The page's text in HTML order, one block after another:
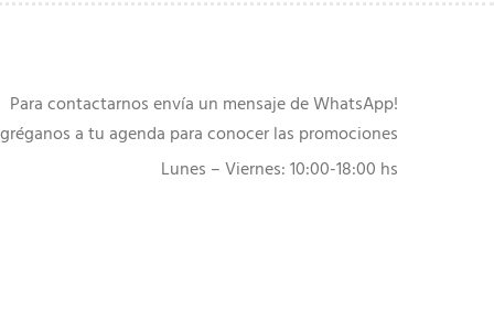
Para contactarnos envía un mensaje de WhatsApp!
a tu agenda para conocer las promociones
Lunes – Viernes: 10:00-18:00 hs